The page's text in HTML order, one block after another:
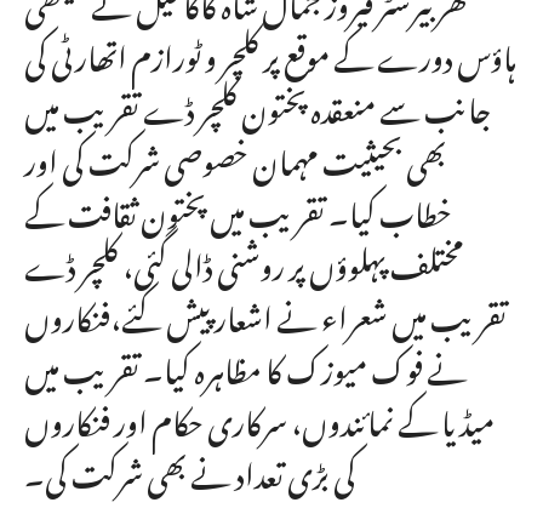
ہاؤس دورے کے موقع پر کلچر و ٹورازم اتھارٹی کی
جانب سے منعقدہ پختون کلچر ڈے تقریب میں
بھی بحیثیت مہمان خصوصی شرکت کی اور
خطاب کیا۔ تقریب میں پختون ثقافت کے
مختلف پہلوؤں پر روشنی ڈالی گئی، کلچر ڈے
تقریب میں شعراء نے اشعار پیش کئے،فنکاروں
نے فوک میوزک کا مظاہرہ کیا۔ تقریب میں
میڈیا کے نمائندوں، سرکاری حکام اور فنکاروں
کی بڑی تعداد نے بھی شرکت کی۔